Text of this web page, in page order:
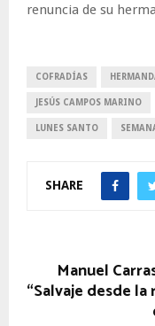
renuncia de su
COFRADÍAS
JESÚS CAMPOS MARINO
LUNES SANTO
SHARE
Manuel
“Salvaje desde